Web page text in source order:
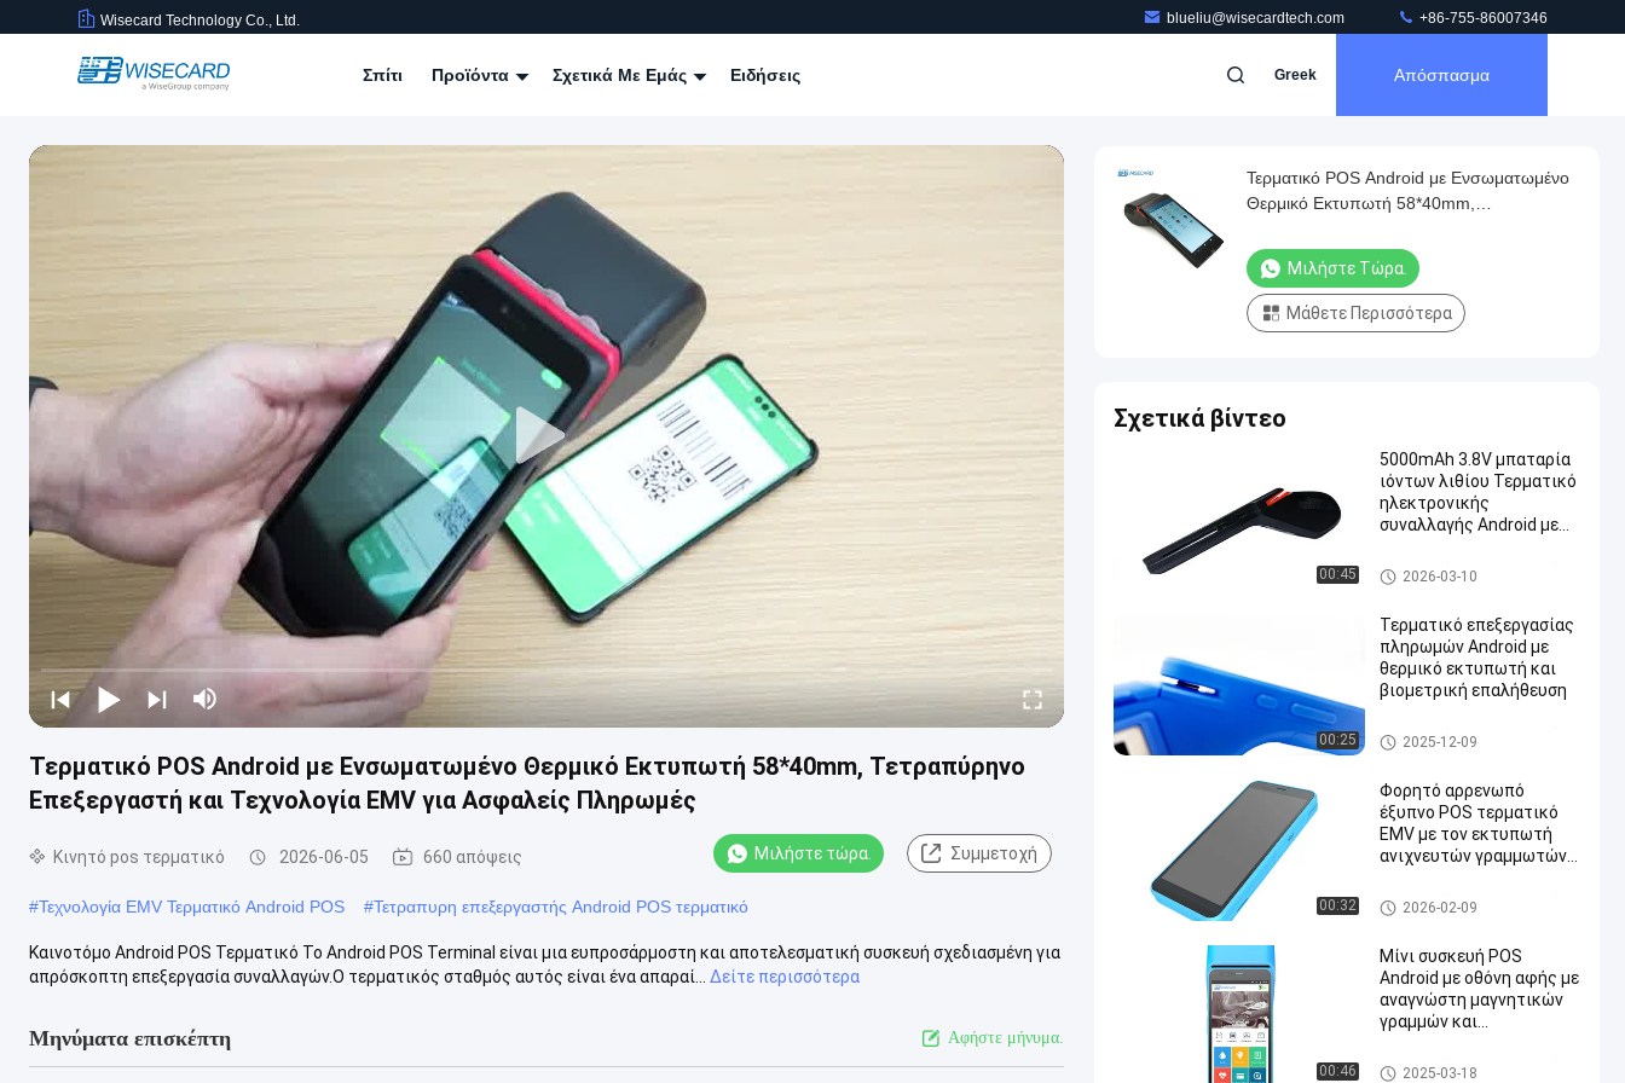
Wisecard Technology Co., Ltd. blueliu@wisecardtech.com +86-755-86007346
Σπίτι Προϊόντα Σχετικά Με Εμάς Ειδήσεις Greek Απόσπασμα
Τερματικό POS Android με Ενσωματωμένο Θερμικό Εκτυπωτή 58*40mm, Τετραπύρηνο
Επεξεργαστή και Τεχνολογία EMV για Ασφαλείς Πληρωμές
Κινητό pos τερματικό 2026-06-05 660 απόψεις Μιλήστε τώρα. Συμμετοχή
#Τεχνολογία EMV Τερματικό Android POS #Τετραπυρη επεξεργαστής Android POS τερματικό
Καινοτόμο Android POS Τερματικό Το Android POS Terminal είναι μια ευπροσάρμοστη και αποτελεσματική συσκευή σχεδιασμένη για
απρόσκοπτη επεξεργασία συναλλαγών.Ο τερματικός σταθμός αυτός είναι ένα απαραί...
Δείτε περισσότερα
Μηνύματα επισκέπτη Αφήστε μήνυμα.
Τερματικό POS Android με Ενσωματωμένο
Θερμικό Εκτυπωτή 58*40mm,
EMV για Ασφαλείς Πληρωμές
Μιλήστε Τώρα.
Μάθετε Περισσότερα
Σχετικά βίντεο
00:45
5000mAh 3.8V μπαταρία
ιόντων λιθίου Τερματικό
ηλεκτρονικής
συναλλαγής Android με
Android 12.0
Αρρενωπό POS τερματικό
2026-03-10
00:25
Τερματικό επεξεργασίας
πληρωμών Android με
θερμικό εκτυπωτή και
βιομετρική επαλήθευση
Αρρενωπό POS τερματικό
2025-12-09
00:32
Φορητό αρρενωπό
έξυπνο POS τερματικό
EMV με τον εκτυπωτή
ανιχνευτών γραμμωτών
Αρρενωπό POS τερματικό
2026-02-09
00:46
Μίνι συσκευή POS
Android με οθόνη αφής με
αναγνώστη μαγνητικών
γραμμών και
Αρρενωπό POS τερματικό
2025-03-18